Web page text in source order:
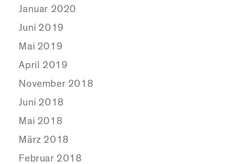
Januar 2020
Juni 2019
Mai 2019
April 2019
November 2018
Juni 2018
Mai 2018
März 2018
Februar 2018